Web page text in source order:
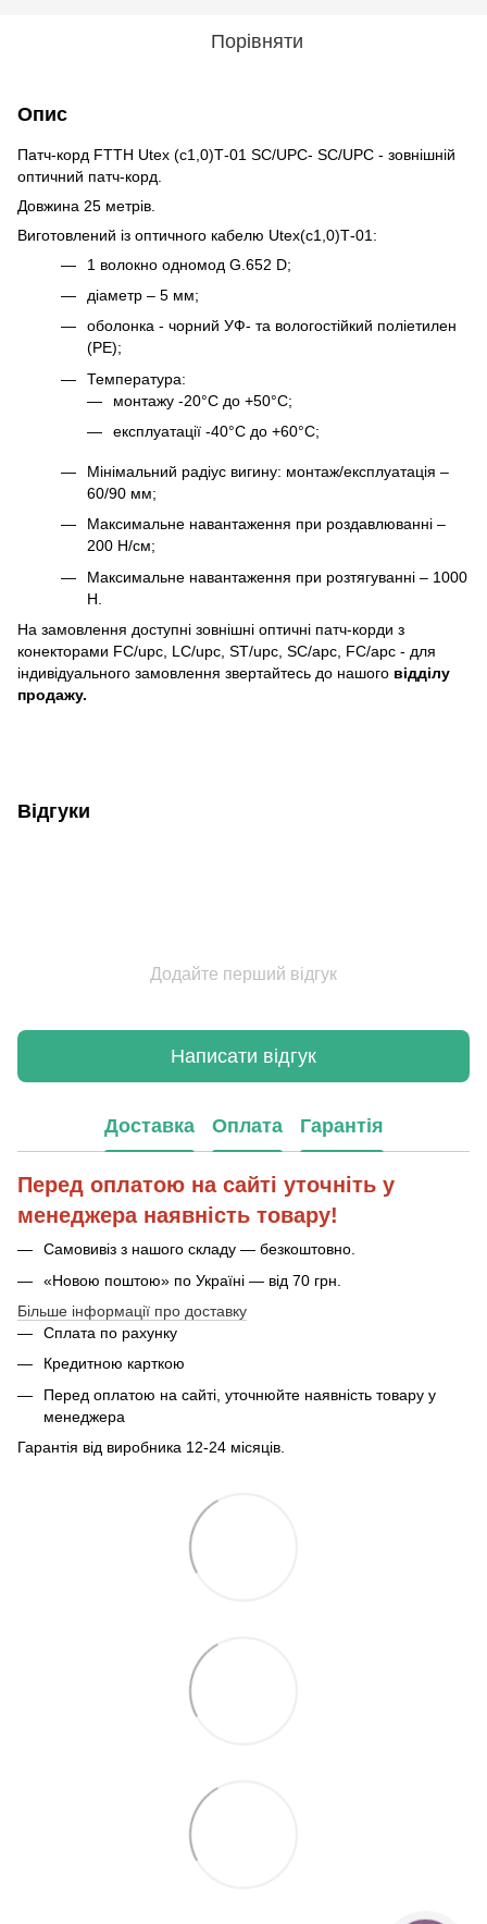
Порівняти
Опис
Патч-корд FTTH Utex (с1,0)Т-01 SC/UPC- SC/UPC - зовнішній
оптичний патч-корд.
Довжина 25 метрів.
Виготовлений із оптичного кабелю Utex(с1,0)Т-01:
1 волокно одномод G.652 D;
діаметр – 5 мм;
оболонка - чорний УФ- та вологостійкий поліетилен
(PE);
Температура:
монтажу -20°C до +50°C;
експлуатації -40°C до +60°C;
Мінімальний радіус вигину: монтаж/експлуатація –
60/90 мм;
Максимальне навантаження при роздавлюванні –
200 Н/см;
Максимальне навантаження при розтягуванні – 1000
H.
На замовлення доступні зовнішні оптичні патч-корди з
конекторами FC/upc, LC/upc, ST/upc, SC/apc, FC/apc - для
індивідуального замовлення звертайтесь до нашого відділу
продажу.
Відгуки
Додайте перший відгук
Написати відгук
Доставка Оплата Гарантія
Перед оплатою на сайті уточніть у
менеджера наявність товару!
Самовивіз з нашого складу — безкоштовно.
«Новою поштою» по Україні — від 70 грн.
Більше інформації про доставку
Сплата по рахунку
Кредитною карткою
Перед оплатою на сайті, уточнюйте наявність товару у
менеджера
Гарантія від виробника 12-24 місяців.